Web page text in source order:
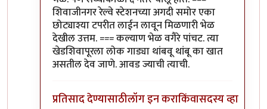
शिवाजीनगर रेल्वे स्टेशनच्या अगदी समोर एका
छोट्याश्या टपरीत लाईन लावून मिळणारी भेळ
देखील उत्तम. === कल्याण भेळ वगैरे पांचट. त्या
खेडशिवापूरला लोक गाड्या थांबवू थांबू का खात
असतील देव जाणे. आवड ज्याची त्याची.
प्रतिसाद देण्यासाठीलॉग इन कराकिंवासदस्य व्हा